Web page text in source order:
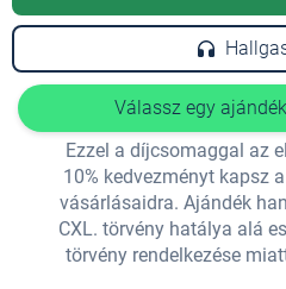
Válassz egy
Ezzel a díjcsomaggal az
10% kedvezményt kapsz
vásárlásaidra. Ajándék
CXL. törvény hatálya alá
törvény rendelkezése